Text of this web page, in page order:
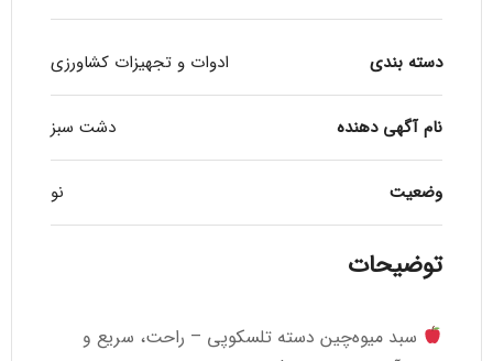
دسته بندی ادوات و تجهیزات کشاورزی
نام آگهی دهنده دشت سبز
وضعیت نو
توضیحات
سبد میوه‌چین دسته تلسکوپی – راحت، سریع و